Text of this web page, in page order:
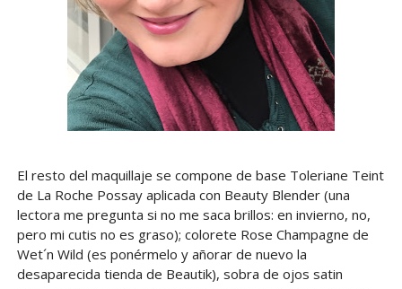
El resto del maquillaje se compone de base Toleriane Teint
de La Roche Possay aplicada con Beauty Blender (una
lectora me pregunta si no me saca brillos: en invierno, no,
pero mi cutis no es graso); colorete Rose Champagne de
Wet´n Wild (es ponérmelo y añorar de nuevo la
desaparecida tienda de Beautik), sobra de ojos satin